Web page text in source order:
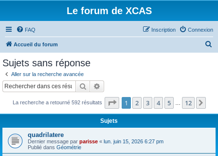
Le forum de XCAS
FAQ Connexion
Inscription
Accueil du forum
c
Sujets sans réponse
Aller sur la recherche avancée
Rechercher
La recherche a retourné 592 résultats Page 1sur12
1 2 3 4 5 12
Sujets
quadrilatere
Dernier message par parisse « lun. juin 15, 2026 6:27 pm
Publié dans Géométrie